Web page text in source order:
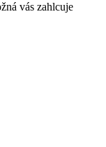
vás zahlcuje